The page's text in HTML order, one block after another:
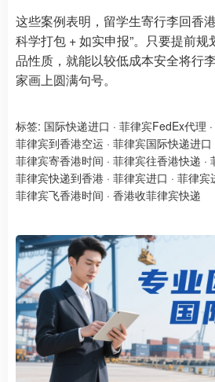
这些案例表明，留学生寄行李回香
科学打包 + 如实申报”。只要提前
品性质，就能以较低成本安全将行
家画上圆满句号。
标签: 国际快递进口 · 菲律宾FedEx代理 ·
菲律宾到香港空运 · 菲律宾国际快递进口
菲律宾寄香港时间 · 菲律宾往香港快递 ·
菲律宾快递到香港 · 菲律宾进口 · 菲律宾
菲律宾飞香港时间 · 香港收菲律宾快递